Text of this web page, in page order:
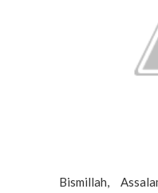
Bismillah,